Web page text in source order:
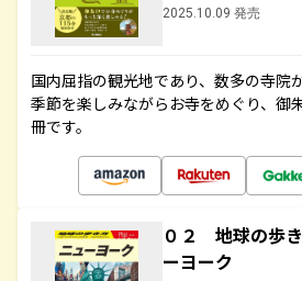
2025.10.09 発売
国内屈指の観光地であり、数多の寺院
季節を楽しみながらお寺をめぐり、御
冊です。
０２ 地球の歩
ーヨーク